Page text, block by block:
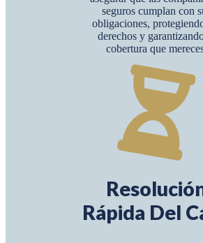
seguros cumplan con
obligaciones,
derechos y
cobertura que
Rápida Del